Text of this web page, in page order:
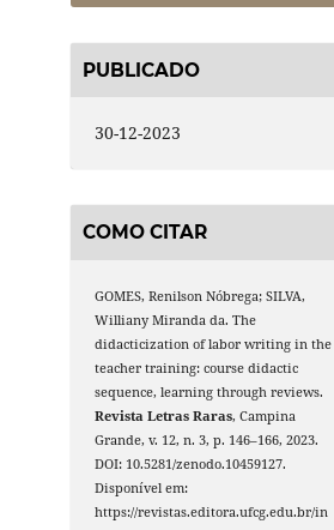
PUBLICADO
30-12-2023
COMO CITAR
GOMES, Renilson Nóbrega; SILVA,
Williany Miranda da. The
didacticization of labor writing in the
teacher training: course didactic
sequence, learning through reviews.
Revista Letras Raras, Campina
Grande, v. 12, n. 3, p. 146–166, 2023.
DOI: 10.5281/zenodo.10459127.
Disponível em:
https://revistas.editora.ufcg.edu.br/in